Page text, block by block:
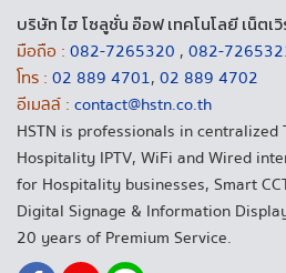
บริษัท ไฮ โซลูชั่น อ๊อฟ เทคโนโลยี เน็ตเ
มือถือ : 082-7265320 , 082-
โทร : 02 889 4701, 02 889 4702
อีเมลล์ : contact@hstn.co.th
HSTN is professionals in centralized
Hospitality IPTV, WiFi and Wired
for Hospitality businesses, Smart
Digital Signage & Information
20 years of Premium Service.